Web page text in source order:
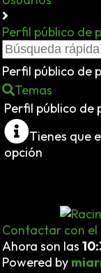
Perfil público de
Perfil público de
Temas
Perfil público de
Tienes que
opción
Contactar con
Ahora son las
Powered by